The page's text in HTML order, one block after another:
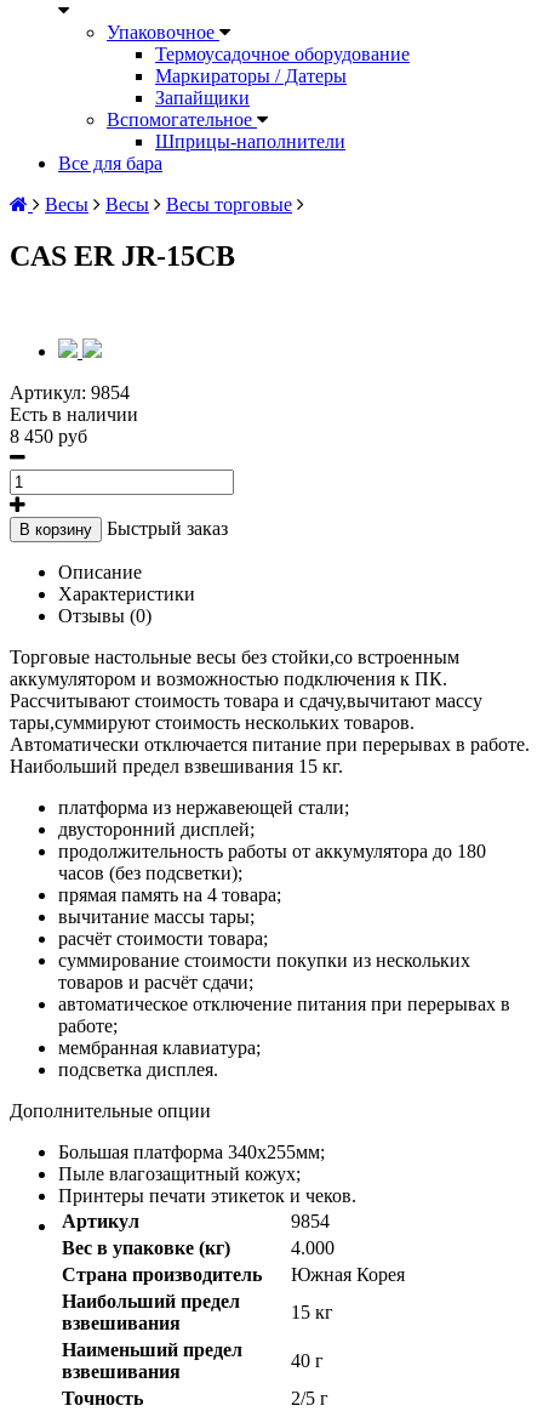
Упаковочное
Термоусадочное оборудование
Маркираторы / Датеры
Запайщики
Вспомогательное
Шприцы-наполнители
Все для бара
Весы
Весы Весы торговые
CAS ER JR-15СВ
Артикул: 9854
Есть в наличии
8 450 руб
В корзину Быстрый заказ
Описание
Характеристики
Отзывы (0)
Торговые настольные весы без стойки,со встроенным
аккумулятором и возможностью подключения к ПК.
Рассчитывают стоимость товара и сдачу,вычитают массу
тары,суммируют стоимость нескольких товаров.
Автоматически отключается питание при перерывах в работе.
Наибольший предел взвешивания 15 кг.
платформа из нержавеющей стали;
двусторонний дисплей;
продолжительность работы от аккумулятора до 180
часов (без подсветки);
прямая память на 4 товара;
вычитание массы тары;
расчёт стоимости товара;
суммирование стоимости покупки из нескольких
товаров и расчёт сдачи;
автоматическое отключение питания при перерывах в
работе;
мембранная клавиатура;
подсветка дисплея.
Дополнительные опции
Большая платформа 340х255мм;
Пыле влагозащитный кожух;
Принтеры печати этикеток и чеков.
Артикул
9854
Вес в упаковке (кг)
4.000
Страна производитель
Южная Корея
Наибольший предел
взвешивания
15 кг
Наименьший предел
взвешивания
40 г
Точность
2/5 г